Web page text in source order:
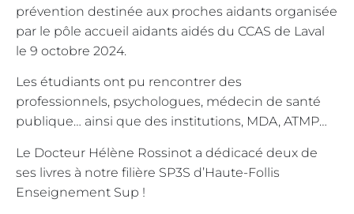
prévention destinée aux proches aidants organisée
par le pôle accueil aidants aidés du CCAS de Laval
le 9 octobre 2024.
Les étudiants ont pu rencontrer des
professionnels, psychologues, médecin de santé
publique… ainsi que des institutions, MDA, ATMP…
Le Docteur Hélène Rossinot a dédicacé deux de
ses livres à notre filière SP3S d’Haute-Follis
Enseignement Sup !